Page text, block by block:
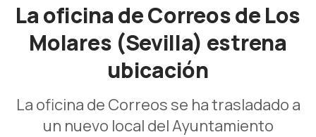
La oficina de Correos de Los
Molares (Sevilla) estrena
ubicación
La oficina de Correos se ha trasladado a
un nuevo local del Ayuntamiento